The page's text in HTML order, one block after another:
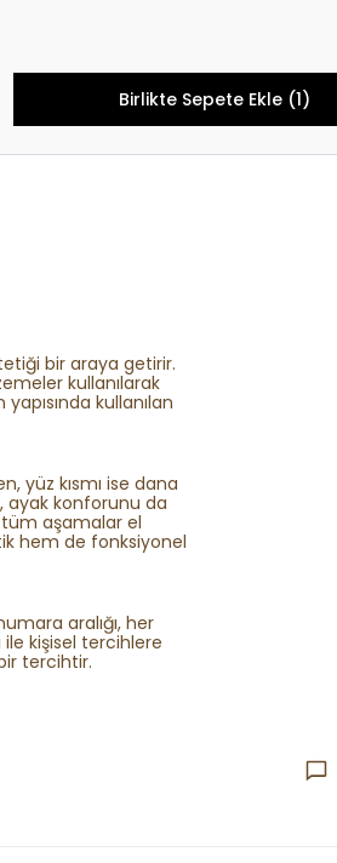
Birlikte Sepete Ekle (1)
bir araya getirir.
kullanılarak
yapısında kullanılan
yüz kısmı ise dana
ayak konforunu da
aşamalar el
hem de fonksiyonel
aralığı, her
ile kişisel tercihlere
tercihtir.